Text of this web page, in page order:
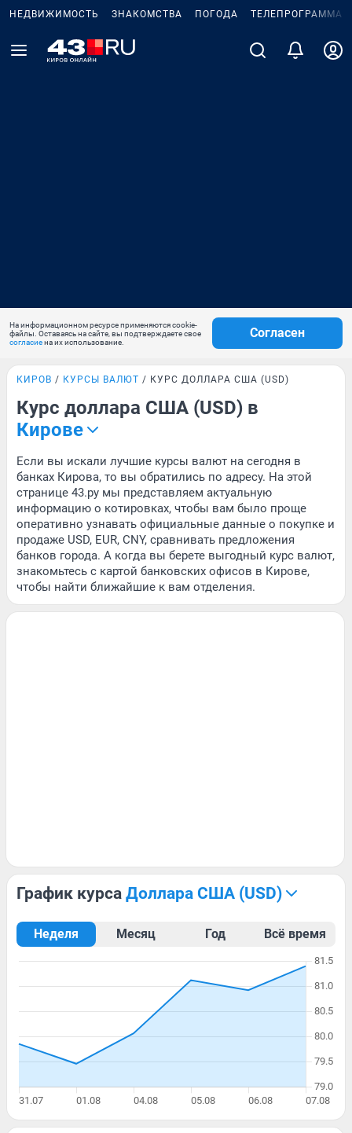
НЕДВИЖИМОСТЬ ЗНАКОМСТВА ПОГОДА ТЕЛЕПРОГРАММА
На информационном ресурсе применяются cookie-
файлы. Оставаясь на сайте, вы подтверждаете свое
согласиена их использование.
Согласен
КИРОВ КУРСЫ ВАЛЮТ КУРС ДОЛЛАРА США (USD)
Курс доллара США (USD) в
Кирове
Если вы искали лучшие курсы валют на сегодня в
банках Кирова, то вы обратились по адресу. На этой
странице 43.ру мы представляем актуальную
информацию о котировках, чтобы вам было проще
оперативно узнавать официальные данные о покупке и
продаже USD, EUR, CNY, сравнивать предложения
банков города. А когда вы берете выгодный курс валют,
знакомьтесь с картой банковских офисов в Кирове,
чтобы найти ближайшие к вам отделения.
График курса доллара США (USD)
Неделя Месяц Год Всё время